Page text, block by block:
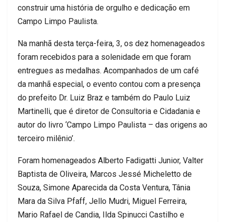
construir uma história de orgulho e dedicação em
Campo Limpo Paulista.
Na manhã desta terça-feira, 3, os dez homenageados
foram recebidos para a solenidade em que foram
entregues as medalhas. Acompanhados de um café
da manhã especial, o evento contou com a presença
do prefeito Dr. Luiz Braz e também do Paulo Luiz
Martinelli, que é diretor de Consultoria e Cidadania e
autor do livro ‘Campo Limpo Paulista – das origens ao
terceiro milênio’.
Foram homenageados Alberto Fadigatti Junior, Valter
Baptista de Oliveira, Marcos Jessé Micheletto de
Souza, Simone Aparecida da Costa Ventura, Tânia
Mara da Silva Pfaff, Jello Mudri, Miguel Ferreira,
Mario Rafael de Candia, Ilda Spinucci Castilho e